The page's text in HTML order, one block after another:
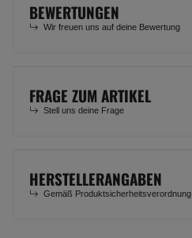
BEWERTUNGEN
Wir freuen uns auf deine Bewertung
FRAGE ZUM ARTIKEL
Stell uns deine Frage
HERSTELLERANGABEN
Gemäß Produktsicherheitsverordnung